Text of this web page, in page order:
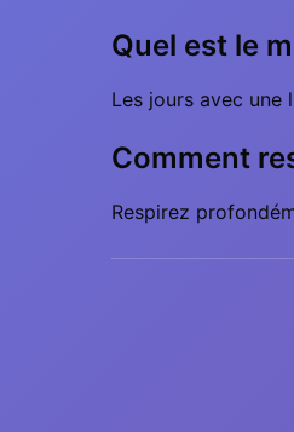
Quel est le
Les jours avec une
Comment
Respirez